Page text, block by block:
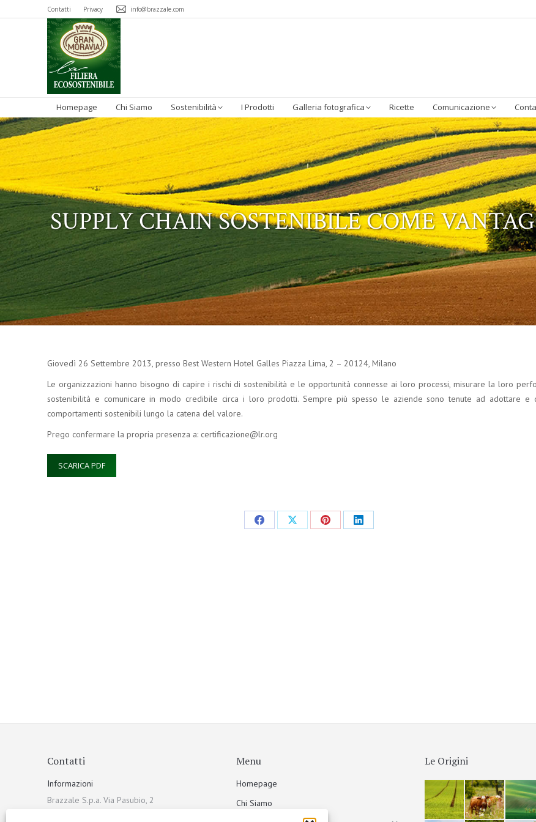
Contatti Privacy info@brazzale.com
Homepage Chi Siamo Sostenibilità I Prodotti Galleria fotografica Ricette Comunicazione
SUPPLY CHAIN SOSTENIBILE COME
Giovedì 26 Settembre 2013, presso Best Western Hotel Galles Piazza Lima, 2 – 20124, Milano
Le organizzazioni hanno bisogno di capire i rischi di sostenibilità e le opportunità connesse ai loro processi, misurare la loro
sostenibilità e comunicare in modo credibile circa i loro prodotti. Sempre più spesso le aziende sono tenute ad adottare e
comportamenti sostenibili lungo la catena del valore.
Prego confermare la propria presenza a: certificazione@lr.org
SCARICA PDF
Contatti
Informazioni
Brazzale S.p.a. Via Pasubio, 2
Menu
Homepage
Chi Siamo
Le Origini